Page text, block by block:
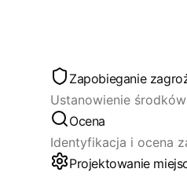
Zapobieganie
Ustanowienie
Ocena
Identyfikacja i ocena
Projektowanie